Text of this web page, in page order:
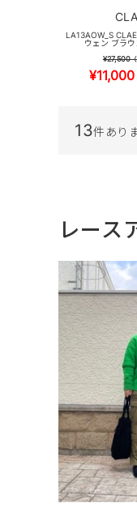
LA13AOW_S
ウェン ブラ
¥27,500
¥11,000
13件あり
レース